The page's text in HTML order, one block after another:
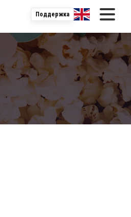
Поддержка